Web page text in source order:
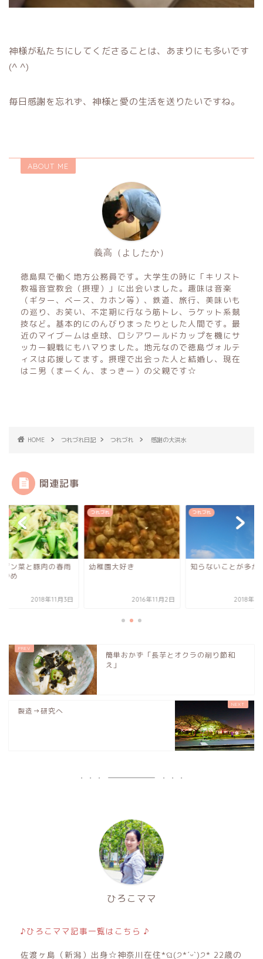
神様が私たちにしてくださることは、あまりにも多いです
(^ ^)
毎日感謝を忘れず、神様と愛の生活を送りたいですね。
ABOUT ME
義高（よしたか）
徳島県で働く地方公務員です。大学生の時に「キリスト
教福音宣教会（摂理）」に出会いました。趣味は音楽
（ギター、ベース、カホン等）、鉄道、旅行、美味いも
の巡り、お笑い、不定期に行なう筋トレ、ラケット系競
技など。基本的にのんびりまったりとした人間です。最
近のマイブームは卓球、ロシアワールドカップを機にサ
ッカー観戦にもハマりました。地元なので徳島ヴォルテ
ィスは応援してます。摂理で出会った人と結婚し、現在
はニ男（まーくん、まっきー）の父親です☆
HOME つれづれ日記 つれづれ 感謝の大洪水
関連記事
ゲン菜と豚肉の春雨
炒め
2018年11月3日
つれづれ
幼稚園大好き
2016年11月2日
つれづれ
知らないことが多か
2018年7
簡単おかず「長芋とオクラの削り節和
え」
製造→研究へ
ひろこママ
♪ひろこママ記事一覧はこちら ♪
佐渡ヶ島（新潟）出身☆神奈川在住*ଘ(੭*ˊᵕˋ)੭* 22歳の